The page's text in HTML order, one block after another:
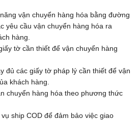
vận chuyển hàng hóa bằng đường
yêu cầu vận chuyển hàng hóa ra
hàng.
tờ cần thiết để vận chuyển hàng
đủ các giấy tờ pháp lý cần thiết để vận
khách hàng.
chuyển hàng hóa theo phương thức
ship COD để đảm bảo việc giao